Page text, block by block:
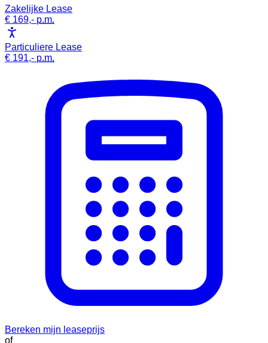
Zakelijke Lease
€ 169,- p.m.
Particuliere Lease
€ 191,- p.m.
Bereken mijn leaseprijs
of